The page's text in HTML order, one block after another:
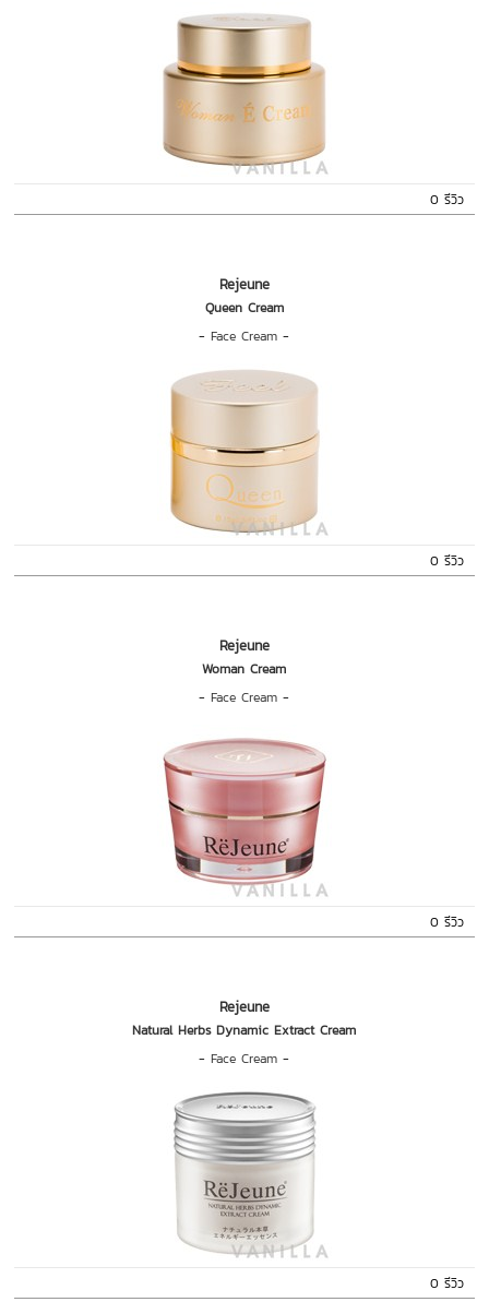
0 รีวิว
Rejeune
Queen Cream
-Face Cream -
0 รีวิว
Rejeune
Woman Cream
-Face Cream -
0 รีวิว
Rejeune
Natural Herbs Dynamic Extract Cream
-Face Cream -
0 รีวิว